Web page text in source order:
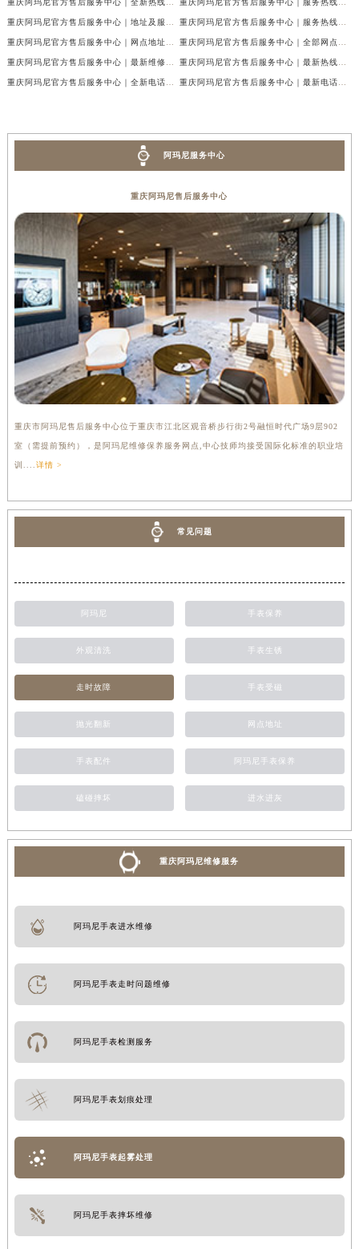
重庆阿玛尼官方售后服务中心｜全新热线及维修地址权威信息公示（2026年7月最新） 重庆阿玛尼官方售后服务中心｜服务热线及门店地址权威信息公示（2026年7月最新）
重庆阿玛尼官方售后服务中心｜地址及服务电话权威信息公示（2026年7月最新） 重庆阿玛尼官方售后服务中心｜服务热线与门店详细地址权威信息公示（2026年7月最新）
重庆阿玛尼官方售后服务中心｜网点地址与热线权威信息公示（2026年7月最新） 重庆阿玛尼官方售后服务中心｜全部网点地址电话权威信息公示（2026年7月最新）
重庆阿玛尼官方售后服务中心｜最新维修地址及官方电话权威信息公示（2026年7月最新） 重庆阿玛尼官方售后服务中心｜最新热线电话与地址权威信息公示（2026年7月最新）
重庆阿玛尼官方售后服务中心｜全新电话和网点地址权威信息公示（2026年7月最新） 重庆阿玛尼官方售后服务中心｜最新电话和维修地址权威信息公示（2026年7月最新）
阿玛尼服务中心
重庆阿玛尼售后服务中心
重庆市阿玛尼售后服务中心位于重庆市江北区观音桥步行街2号融恒时代广场9层902
室（需提前预约），是阿玛尼维修保养服务网点,中心技师均接受国际化标准的职业培
训....详情 >
常见问题
阿玛尼 手表保养
外观清洗 手表生锈
走时故障 手表受磁
抛光翻新 网点地址
手表配件 阿玛尼手表保养
磕碰摔坏 进水进灰
重庆阿玛尼维修服务
阿玛尼手表进水维修
阿玛尼手表走时问题维修
阿玛尼手表检测服务
阿玛尼手表划痕处理
阿玛尼手表起雾处理
阿玛尼手表摔坏维修